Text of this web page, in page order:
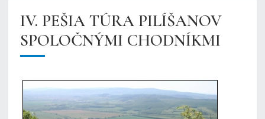
IV. PEŠIA TÚRA PILÍŠANOV
SPOLOČNÝMI CHODNÍKMI